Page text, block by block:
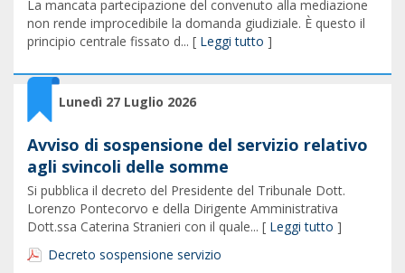
La mancata partecipazione del convenuto alla mediazione
non rende improcedibile la domanda giudiziale. È questo il
principio centrale fissato d... [ Leggi tutto ]
Lunedì 27 Luglio 2026
Avviso di sospensione del servizio relativo
agli svincoli delle somme
Si pubblica il decreto del Presidente del Tribunale Dott.
Lorenzo Pontecorvo e della Dirigente Amministrativa
Dott.ssa Caterina Stranieri con il quale... [ Leggi tutto ]
Decreto sospensione servizio